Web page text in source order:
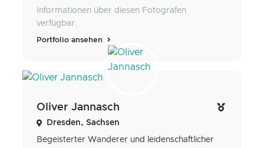
Informationen über diesen Fotografen
verfügbar.
Portfolio ansehen
Oliver Jannasch
Dresden, Sachsen
Begeisterter Wanderer und leidenschaftlicher